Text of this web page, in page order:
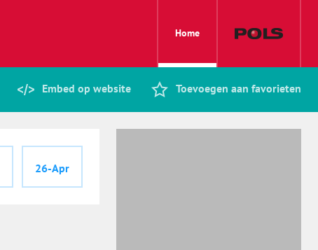
Home
Embed op website Toevoegen aan favorieten
26-Apr